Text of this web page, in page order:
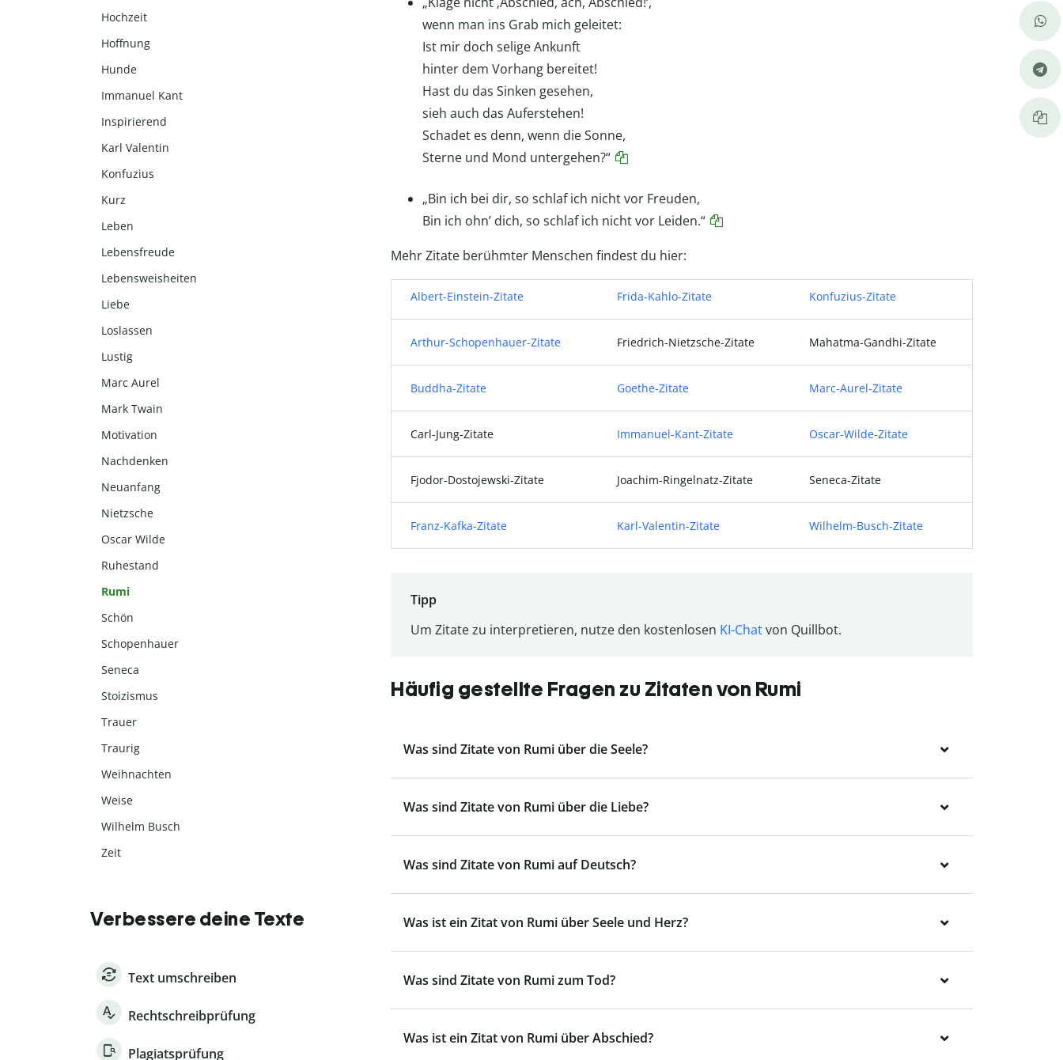
wenn man ins Grab mich geleitet:
Ist mir doch selige Ankunft
hinter dem Vorhang bereitet!
Hast du das Sinken gesehen,
sieh auch das Auferstehen!
Schadet es denn, wenn die Sonne,
Sterne und Mond untergehen?“
„Bin ich bei dir, so schlaf ich nicht vor Freuden,
Bin ich ohn’ dich, so schlaf ich nicht vor Leiden.“
Mehr Zitate berühmter Menschen findest du hier:
Albert-Einstein-Zitate Frida-Kahlo-Zitate Konfuzius-Zitate
Arthur-Schopenhauer-Zitate Friedrich-Nietzsche-Zitate Mahatma-Gandhi-Zitate
Buddha-Zitate Goethe-Zitate Marc-Aurel-Zitate
Carl-Jung-Zitate Immanuel-Kant-Zitate Oscar-Wilde-Zitate
Fjodor-Dostojewski-Zitate Joachim-Ringelnatz-Zitate Seneca-Zitate
Franz-Kafka-Zitate Karl-Valentin-Zitate Wilhelm-Busch-Zitate
Tipp
Um Zitate zu interpretieren, nutze den kostenlosen KI-Chatvon Quillbot.
Häufig gestellte Fragen zu Zitaten von Rumi
Was sind Zitate von Rumi über die Seele?
Was sind Zitate von Rumi über die Liebe?
Was sind Zitate von Rumi auf Deutsch?
Was ist ein Zitat von Rumi über Seele und Herz?
Was sind Zitate von Rumi zum Tod?
Was ist ein Zitat von Rumi über Abschied?
Hochzeit
Hoffnung
Hunde
Immanuel Kant
Inspirierend
Karl Valentin
Konfuzius
Kurz
Leben
Lebensfreude
Lebensweisheiten
Liebe
Loslassen
Lustig
Marc Aurel
Mark Twain
Motivation
Nachdenken
Neuanfang
Nietzsche
Oscar Wilde
Ruhestand
Rumi
Schön
Schopenhauer
Seneca
Stoizismus
Trauer
Traurig
Weihnachten
Weise
Wilhelm Busch
Zeit
Verbessere deine Texte
Text umschreiben
Rechtschreibprüfung
Plagiatsprüfung